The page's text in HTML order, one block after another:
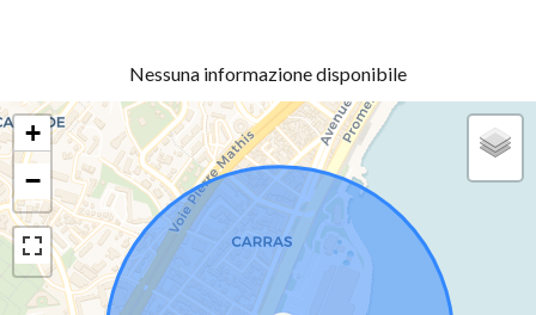
Nessuna informazione disponibile
+
−